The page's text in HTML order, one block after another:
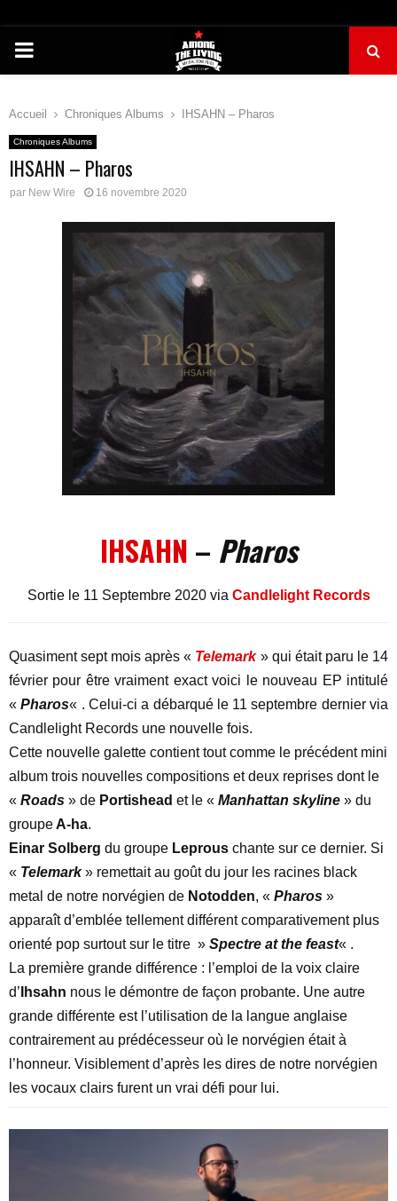
PRIMARY
Accueil Chroniques Albums IHSAHN – Pharos
Chroniques Albums
IHSAHN – Pharos
par New Wire 16 novembre 2020
IHSAHN – Pharos
Sortie le 11 Septembre 2020 via Candlelight Records
Quasiment sept mois après « Telemark» qui était paru le 14
février pour être vraiment exact voici le nouveau EP intitulé
«Pharos« . Celui-ci a débarqué le 11 septembre dernier via
Candlelight Records une nouvelle fois.
Cette nouvelle galette contient tout comme le précédent mini
album trois nouvelles compositions et deux reprises dont le
« Roads » de Portishead et le « Manhattan skyline » du
groupeA-ha.
Einar Solberg du groupe Leprous chante sur ce dernier. Si
« Telemark» remettait au goût du jour les racines black
metal de notre norvégien de Notodden, « Pharos »
apparaît d’emblée tellement différent comparativement plus
orienté pop surtout sur le titre » Spectre at the feast« .
La première grande différence : l’emploi de la voix claire
d’ Ihsahn nous le démontre de façon probante. Une autre
grande différente est l’utilisation de la langue anglaise
contrairement au prédécesseur où le norvégien était à
l’honneur. Visiblement d’après les dires de notre norvégien
les vocaux clairs furent un vrai défi pour lui.